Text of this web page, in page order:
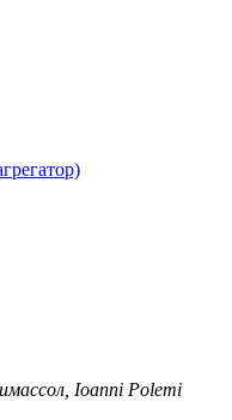
Ioanni Polemi